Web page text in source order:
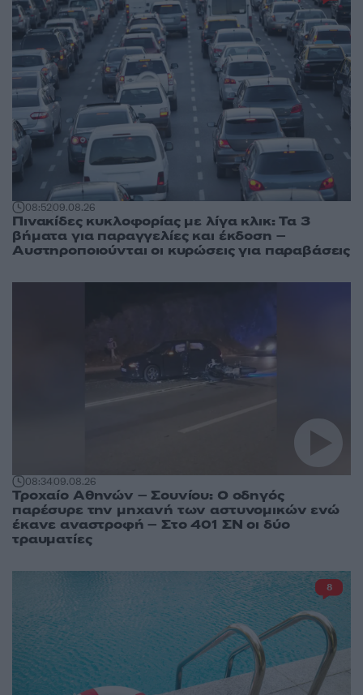
08:5209.08.26
Πινακίδες κυκλοφορίας με λίγα κλικ: Τα 3
βήματα για παραγγελίες και έκδοση –
Αυστηροποιούνται οι κυρώσεις για παραβάσεις
08:3409.08.26
Τροχαίο Αθηνών – Σουνίου: Ο οδηγός
παρέσυρε την μηχανή των αστυνομικών ενώ
έκανε αναστροφή – Στο 401 ΣΝ οι δύο
τραυματίες
8